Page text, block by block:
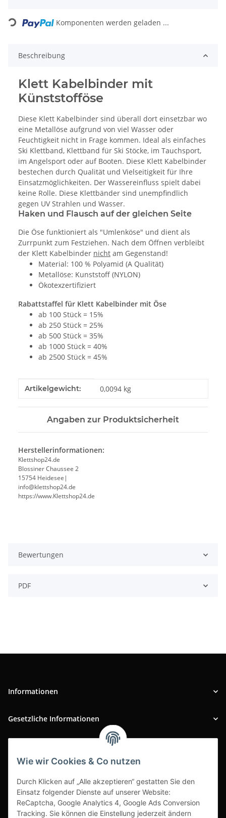
Wie wir Cookies & Co nutzen
Durch Klicken auf „Alle akzeptieren“ gestatten Sie den
Einsatz folgender Dienste auf unserer Website:
ReCaptcha, Google Analytics 4, Google Ads Conversion
Tracking. Sie können die Einstellung jederzeit ändern
Loading... Komponenten werden geladen ...
Beschreibung
Klett Kabelbinder mit
Künststofföse
Diese Klett Kabelbinder sind überall dort einsetzbar wo
eine Metallöse aufgrund von viel Wasser oder
Feuchtigkeit nicht in Frage kommen. Ideal als einfaches
Ski Klettband, Klettband für Ski Stöcke, im Tauchsport,
im Angelsport oder auf Booten. Diese Klett Kabelbinder
bestechen durch Qualität und Vielseitigkeit für Ihre
Einsatzmöglichkeiten. Der Wassereinfluss spielt dabei
keine Rolle. Diese Klettbänder sind unempfindlich
gegen UV Strahlen und Wasser.
Haken und Flausch auf der gleichen Seite
Die Öse funktioniert als "Umlenköse" und dient als
Zurrpunkt zum Festziehen. Nach dem Öffnen verbleibt
der Klett Kabelbinder nicht am Gegenstand!
Material: 100 % Polyamid (A Qualität)
Metallöse: Kunststoff (NYLON)
Ökotexzertifiziert
Rabattstaffel für Klett Kabelbinder mit Öse
ab 100 Stück = 15%
ab 250 Stück = 25%
ab 500 Stück = 35%
ab 1000 Stück = 40%
ab 2500 Stück = 45%
Produkteigenschaft
Wert
Artikelgewicht: 0,0094 kg
Angaben zur Produktsicherheit
Herstellerinformationen:
Klettshop24.de
Blossiner Chaussee 2
15754 Heidesee|
info@klettshop24.de
https://www.Klettshop24.de
Bewertungen
PDF
Informationen
Gesetzliche Informationen